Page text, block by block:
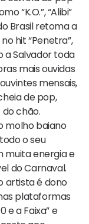
“K.O.”, “Alibi”
Brasil retoma a
hit “Penetra”,
a Salvador toda
mais ouvidas
mensais,
de pop,
chão.
molho baiano
o seu
muita energia e
do Carnaval.
artista é dono
plataformas
e a Faixa” e